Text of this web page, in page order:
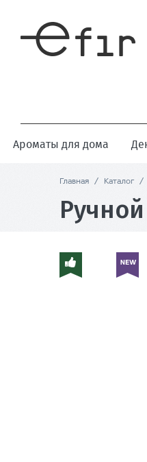
Ароматы для дома
Главная / Каталог /